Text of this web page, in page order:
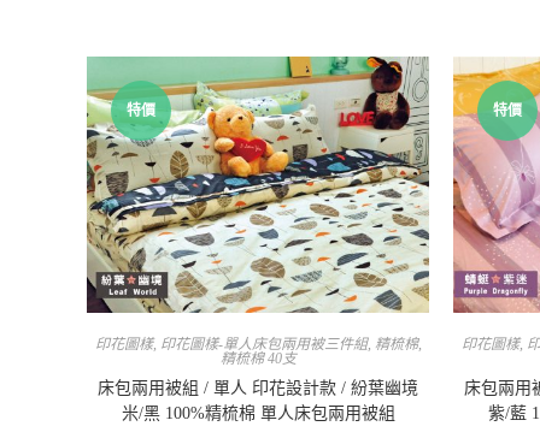
特價
印花圖樣, 印花圖樣-單人床包兩用被三件組, 精梳棉,
精梳棉 40支
床包兩用被組 / 單人 印花設計款 / 紛葉幽境
米/黑 100%精梳棉 單人床包兩用被組
特價
印花圖樣,
床包兩用
紫/藍